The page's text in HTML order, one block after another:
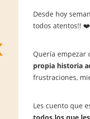
Desde hoy
todos atentos!! ❤️
Quería empezar
propia historia
frustraciones,
Les cuento que